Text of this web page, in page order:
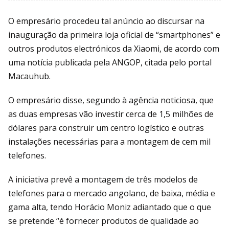
O empresário procedeu tal anúncio ao discursar na
inauguração da primeira loja oficial de “smartphones” e
outros produtos electrónicos da Xiaomi, de acordo com
uma notícia publicada pela ANGOP, citada pelo portal
Macauhub.
O empresário disse, segundo à agência noticiosa, que
as duas empresas vão investir cerca de 1,5 milhões de
dólares para construir um centro logístico e outras
instalações necessárias para a montagem de cem mil
telefones.
A iniciativa prevê a montagem de três modelos de
telefones para o mercado angolano, de baixa, média e
gama alta, tendo Horácio Moniz adiantado que o que
se pretende “é fornecer produtos de qualidade ao